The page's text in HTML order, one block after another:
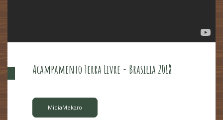
Acampamento Terra Livre - Brasilia 2018
MidiaMekaro